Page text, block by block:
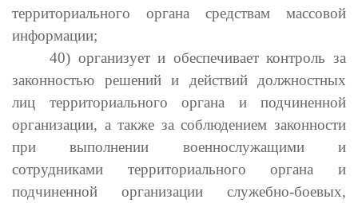
территориального органа средствам массовой
информации;
40) организует и обеспечивает контроль за
законностью решений и действий должностных
лиц территориального органа и подчиненной
организации, а также за соблюдением законности
при выполнении военнослужащими и
сотрудниками территориального органа и
подчиненной организации служебно-боевых,